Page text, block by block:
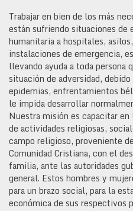
Trabajar en bien de los más
están sufriendo situaciones de
humanitaria a hospitales,
instalaciones de emergencia,
llevando ayuda a toda persona
situación de adversidad,
epidemias, enfrentamientos
le impida desarrollar
Nuestra misión es capacitar
de actividades religiosas,
campo religioso, proveniente
Comunidad Cristiana, con el
familia, ante las autoridades
general. Estos hombres y
para un brazo social, para la
económica de sus respectivos